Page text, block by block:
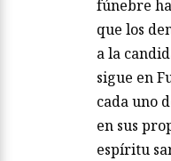
fúnebre
que los
a la
sigue en
cada uno
en sus
espíritu